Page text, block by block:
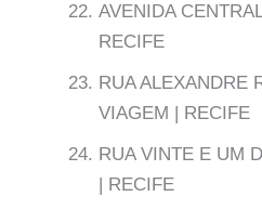
AVENIDA
RECIFE
RUA ALEXANDRE
VIAGEM | RECIFE
RUA VINTE E UM
| RECIFE